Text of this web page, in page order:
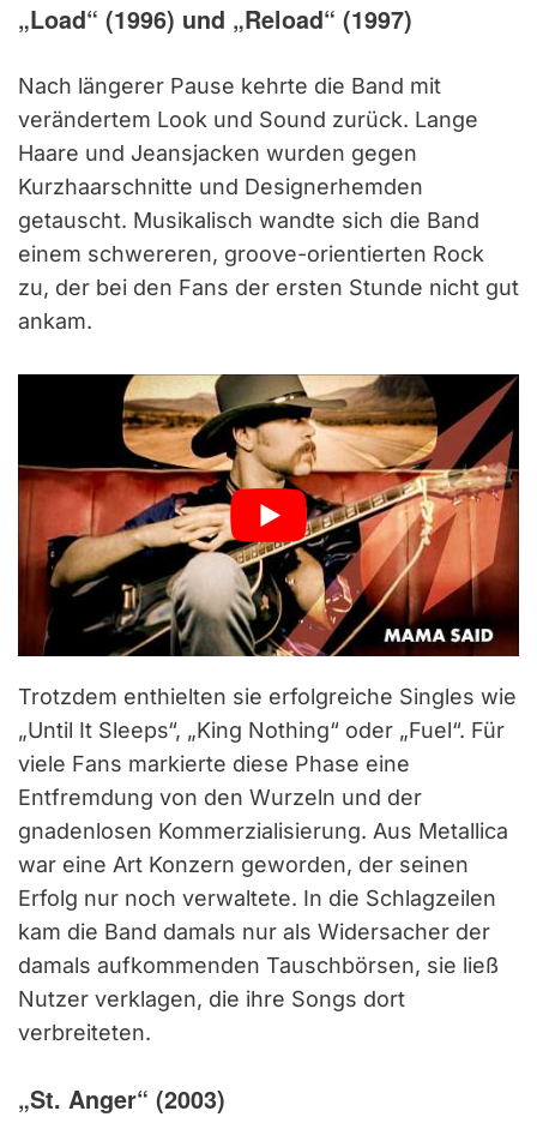
„Load“ (1996) und „Reload“ (1997)
Nach längerer Pause kehrte die Band mit
verändertem Look und Sound zurück. Lange
Haare und Jeansjacken wurden gegen
Kurzhaarschnitte und Designerhemden
getauscht. Musikalisch wandte sich die Band
einem schwereren, groove-orientierten Rock
zu, der bei den Fans der ersten Stunde nicht gut
ankam.
Trotzdem enthielten sie erfolgreiche Singles wie
„Until It Sleeps“, „King Nothing“ oder „Fuel“. Für
viele Fans markierte diese Phase eine
Entfremdung von den Wurzeln und der
gnadenlosen Kommerzialisierung. Aus Metallica
war eine Art Konzern geworden, der seinen
Erfolg nur noch verwaltete. In die Schlagzeilen
kam die Band damals nur als Widersacher der
damals aufkommenden Tauschbörsen, sie ließ
Nutzer verklagen, die ihre Songs dort
verbreiteten.
„St. Anger“ (2003)